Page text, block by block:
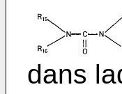
dans